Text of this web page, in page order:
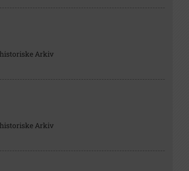
Arkiv
Arkiv